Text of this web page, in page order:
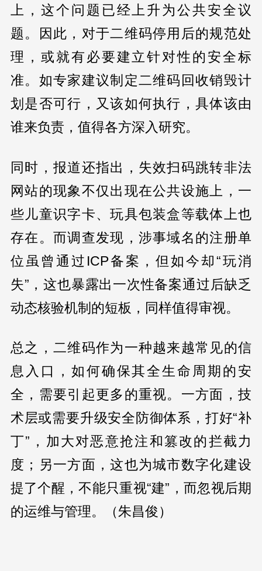
上，这个问题已经上升为公共安全议
题。因此，对于二维码停用后的规范处
理，或就有必要建立针对性的安全标
准。如专家建议制定二维码回收销毁计
划是否可行，又该如何执行，具体该由
谁来负责，值得各方深入研究。
同时，报道还指出，失效扫码跳转非法
网站的现象不仅出现在公共设施上，一
些儿童识字卡、玩具包装盒等载体上也
存在。而调查发现，涉事域名的注册单
位虽曾通过ICP备案，但如今却“玩消
失”，这也暴露出一次性备案通过后缺乏
动态核验机制的短板，同样值得审视。
总之，二维码作为一种越来越常见的信
息入口，如何确保其全生命周期的安
全，需要引起更多的重视。一方面，技
术层或需要升级安全防御体系，打好“补
丁”，加大对恶意抢注和篡改的拦截力
度；另一方面，这也为城市数字化建设
提了个醒，不能只重视“建”，而忽视后期
的运维与管理。（朱昌俊）